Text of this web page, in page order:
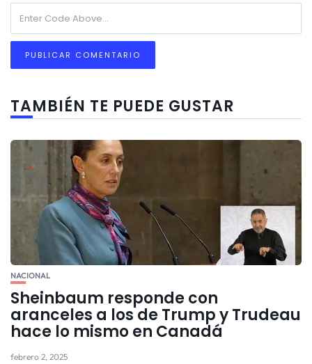
TAMBIÉN TE PUEDE GUSTAR
NACIONAL
Sheinbaum responde con
aranceles a los de Trump y Trudeau
hace lo mismo en Canadá
febrero 2, 2025